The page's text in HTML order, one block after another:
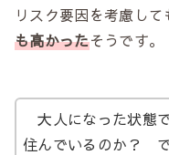
リスク要因を考慮して
も高かったそうです。
大人になった状態
住んでいるのか？